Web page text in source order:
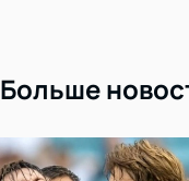
Больше